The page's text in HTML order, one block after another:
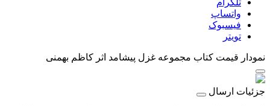
واتساپ
فیسبوک
تویتر
نمودار قیمت کتاب مجموعه غزل پیشامد اثر کاظم بهمنی
جزئیات ارسال